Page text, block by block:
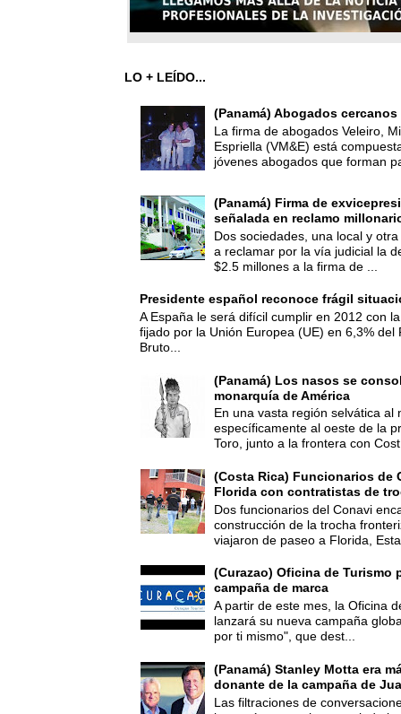
LO + LEÍDO...
(Panamá) Abogados
La firma de abogados Veleiro,
Espriella (VM&E) está
jóvenes abogados que forman
(Panamá) Firma de
señalada en reclamo
Dos sociedades, una local y
a reclamar por la vía judicial la
$2.5 millones a la firma de ...
Presidente español reconoce frágil
A España le será difícil cumplir en 2012 con
fijado por la Unión Europea (UE) en 6,3% del
Bruto...
(Panamá) Los nasos se
monarquía de América
En una vasta región selvática al
específicamente al oeste de la
Toro, junto a la frontera con
(Costa Rica) Funcionarios de
Florida con contratistas de
Dos funcionarios del Conavi
construcción de la trocha
viajaron de paseo a Florida,
(Curazao) Oficina de Turismo
campaña de marca
A partir de este mes, la Oficina
lanzará su nueva campaña
por ti mismo", que dest...
(Panamá) Stanley Motta era
donante de la campaña de
Las filtraciones de